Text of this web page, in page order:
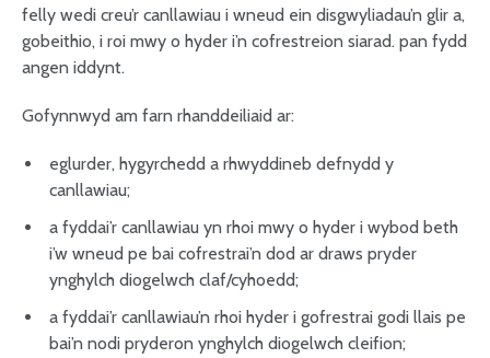
felly wedi creu’r canllawiau i wneud ein disgwyliadau’n glir a,
gobeithio, i roi mwy o hyder i’n cofrestreion siarad. pan fydd
angen iddynt.
Gofynnwyd am farn rhanddeiliaid ar:
eglurder, hygyrchedd a rhwyddineb defnydd y
canllawiau;
a fyddai’r canllawiau yn rhoi mwy o hyder i wybod beth
i’w wneud pe bai cofrestrai’n dod ar draws pryder
ynghylch diogelwch claf/cyhoedd;
a fyddai’r canllawiau’n rhoi hyder i gofrestrai godi llais pe
bai’n nodi pryderon ynghylch diogelwch cleifion;